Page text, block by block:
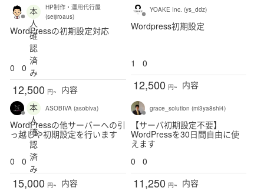
本
人
確
認
済
み
HP制作・運用代行屋
(seijiroaus)
WordPressの初期設定対応
0 0
12,500 円~ 内容
YOAKE Inc. (ys_ddz)
Wordpress初期設定
1 0
12,500 円~
内容
本
人
確
認
済
み
ASOBIVA (asobiva)
WordPressの他サーバーへの引
っ越しや初期設定を行います
0 0
15,000 円~ 内容
grace_solution (mi3ya8shi4)
【サーバ初期設定不要】
WordPressを30日間自由に使
えます
0
0
11,250 円~ 内容